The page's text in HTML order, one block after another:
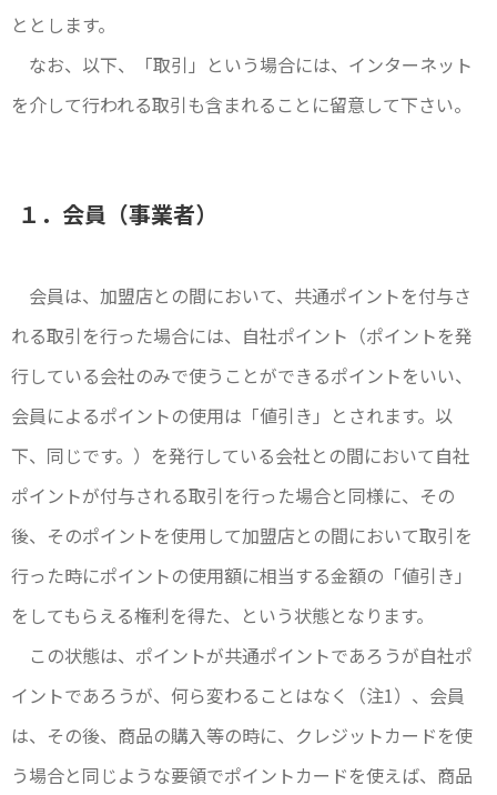
ととします。
なお、以下、「取引」という場合には、インターネット
を介して行われる取引も含まれることに留意して下さい。
１．会員（事業者）
会員は、加盟店との間において、共通ポイントを付与さ
れる取引を行った場合には、自社ポイント（ポイントを発
行している会社のみで使うことができるポイントをいい、
会員によるポイントの使用は「値引き」とされます。以
下、同じです。）を発行している会社との間において自社
ポイントが付与される取引を行った場合と同様に、その
後、そのポイントを使用して加盟店との間において取引を
行った時にポイントの使用額に相当する金額の「値引き」
をしてもらえる権利を得た、という状態となります。
この状態は、ポイントが共通ポイントであろうが自社ポ
イントであろうが、何ら変わることはなく（注1）、会員
は、その後、商品の購入等の時に、クレジットカードを使
う場合と同じような要領でポイントカードを使えば、商品